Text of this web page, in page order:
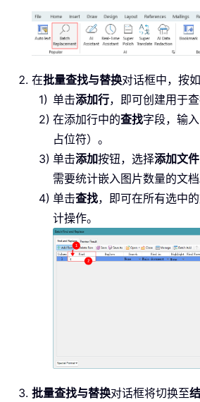
在批量查找与替换对话框中，按
单击添加行，即可创建用于
在添加行中的查找字段，输入
占位符）。
单击添加按钮，选择添加文件
需要统计嵌入图片数量的文档
单击查找，即可在所有选中
计操作。
批量查找与替换对话框将切换至